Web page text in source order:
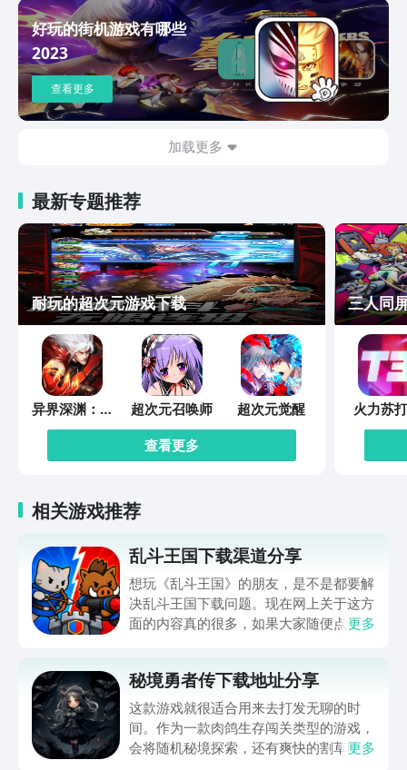
好玩的街机游戏有哪些
2023
查看更多
加载更多
最新专题推荐
耐玩的超次元游戏下载
异界深渊：觉
醒
超次元召唤师
超次元觉醒
查看更多
三人同
火力苏
相关游戏推荐
乱斗王国下载渠道分享
想玩《乱斗王国》的朋友，是不是都要解
决乱斗王国下载问题。现在网上关于这方
面的内容真的很多，如果大家随便点击陌
app进行下载会更加方便，九游是手游福
利最多的游戏平台，在这里不仅能够看到
游戏资源，还能及时查看后续的消息、活
动内容等相关信息。
更多
秘境勇者传下载地址分享
这款游戏就很适合用来去打发无聊的时
间。作为一款肉鸽生存闯关类型的游戏，
会将随机秘境探索，还有爽快的割草闯关
更多